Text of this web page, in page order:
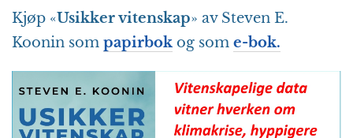
Kjøp «Usikker vitenskap» av Steven E.
Koonin som papirbok og som e-bok.